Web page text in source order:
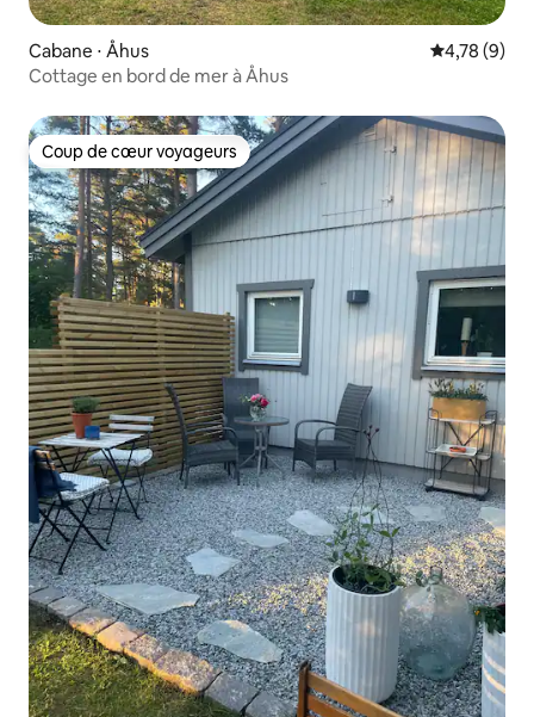
Cabane ⋅ Åhus Évaluation
4,78 (9)
Cottage en bord de mer à Åhus
Coup de cœur voyageurs
Coup de cœur voyageurs